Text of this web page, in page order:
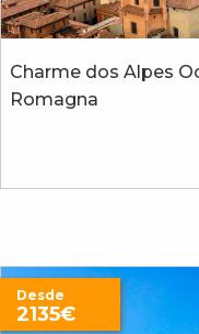
Charme dos Alpes
Romagna
Desde
2135€